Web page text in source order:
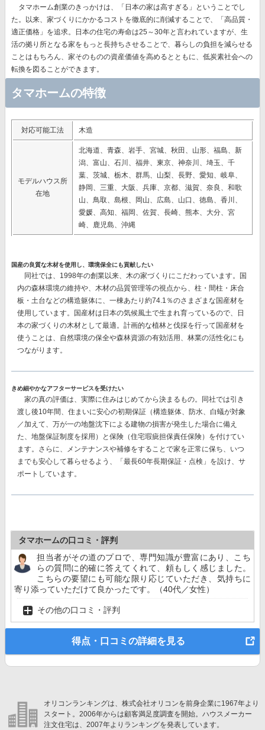
タマホーム創業のきっかけは、「日本の家は高すぎる」ということでし
た。以来、 家づくりにかかるコストを徹底的に削減することで、「高品質・
適正価格」を追求。
日本の住宅の寿命は25～30年と言われていますが、生
活の拠り所となる家をもっと長持ちさせることで、暮らしの負担を減らせる
ことはもちろん、家そのものの資産価値を高めるとともに、低炭素社会への
転換を図ることができます。
タマホームの特徴
対応可能工法 木造
モデルハウス所
在地
北海道、青森、岩手、宮城、秋田、山形、福島、新
潟、富山、石川、福井、東京、神奈川、埼玉、千
葉、茨城、栃木、群馬、山梨、長野、愛知、岐阜、
静岡、三重、大阪、兵庫、京都、滋賀、奈良、和歌
山、鳥取、島根、岡山、広島、山口、徳島、香川、
愛媛、高知、福岡、佐賀、長崎、熊本、大分、宮
崎、鹿児島、沖縄
国産の良質な木材を使用し、環境保全にも貢献したい
同社では、1998年の創業以来、木の家づくりにこだわっています。国
内の森林環境の維持や、木材の品質管理等の視点から、柱・間柱・床合
板・土台などの構造躯体に、一棟あたり約74.1％のさまざまな国産材を
使用しています。国産材は日本の気候風土で生まれ育っているので、日
本の家づくりの木材として最適。 計画的な植林と伐採を行って国産材を
使うことは、自然環境の保全や森林資源の有効活用、林業の活性化にも
つながります。
きめ細やかなアフターサービスを受けたい
家の真の評価は、実際に住みはじめてから決まるもの。同社では引き
渡し後10年間、住まいに安心の初期保証（構造躯体、防水、白蟻が対象
／加えて、万が一の地盤沈下による建物の損害が発生した場合に備え
た、地盤保証制度を採用）と保険（住宅瑕疵担保責任保険） を付けてい
ます。さらに、メンテナンスや補修をすることで家を正常に保ち、いつ
までも安心して暮らせるよう、「最長60年長期保証・点検」を設け、サ
ポートしています。
タマホームの口コミ・評判
担当者がその道のプロで、専門知識が豊富にあり、こち
らの質問に的確に答えてくれて、頼もしく感じました。
こちらの要望にも可能な限り応じていただき、気持ちに
寄り添っていただけて良かったです。（40代／女性）
その他の口コミ・評判
得点・口コミの詳細を見る
オリコンランキングは、株式会社オリコンを前身企業に1967年より
スタート。2006年からは顧客満足度調査を開始。ハウスメーカー
注文住宅は、2007年よりランキングを発表しています。